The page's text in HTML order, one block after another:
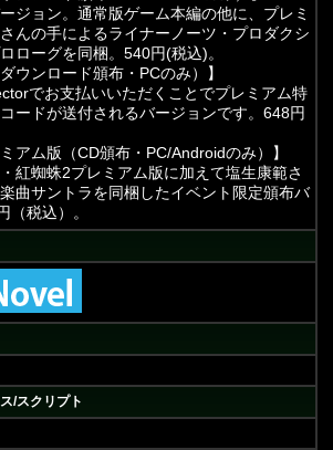
ジョン。通常版ゲーム本編の他に、プレミ
んの手によるライナーノーツ・プロダクシ
ローグを同梱。540円(税込)。
ウンロード頒布・PCのみ）】
でお支払いいただくことでプレミアム特
ードが送付されるバージョンです。648円
アム版（CD頒布・PC/Androidのみ）】
紅蜘蛛2プレミアム版に加えて塩生康範さ
曲サントラを同梱したイベント限定頒布バ
（税込）。
/スクリプト